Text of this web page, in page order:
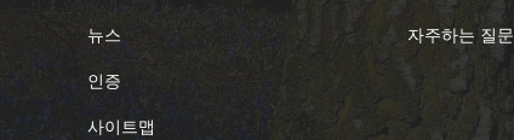
뉴스
인증
사이트맵
자주하는 질문